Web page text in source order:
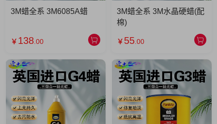
3M蜡全系 3M6085A蜡
￥ 138 .00
3M蜡全系 3M水晶硬蜡(配
棉)
￥ 55 .00